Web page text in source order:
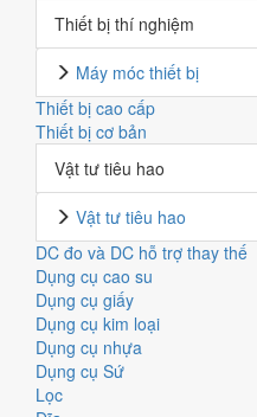
Thiết bị thí nghiệm
Máy móc thiết bị
Thiết bị cao cấp
Thiết bị cơ bản
Vật tư tiêu hao
Vật tư tiêu hao
DC đo và DC hỗ trợ thay thế
Dụng cụ cao su
Dụng cụ giấy
Dụng cụ kim loại
Dụng cụ nhựa
Dụng cụ Sứ
Lọc